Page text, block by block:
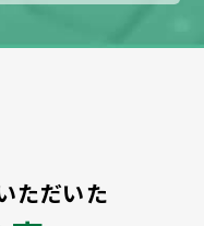
ただいた